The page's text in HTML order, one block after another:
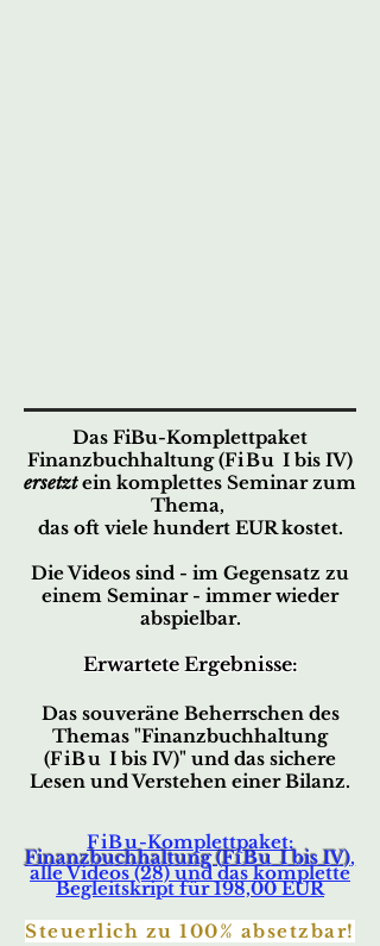
Das FiBu-Komplettpaket
Finanzbuchhaltung (FiBuI bis IV)
ersetztein komplettes Seminar zum
Thema,
das oft viele hundert EUR kostet.
Die Videos sind - im Gegensatz zu
einem Seminar - immer wieder
abspielbar.
Erwartete Ergebnisse:
Das souveräne Beherrschen des
Themas "Finanzbuchhaltung
(FiBu I bis IV)" und das sichere
Lesen und Verstehen einer Bilanz.
FiBu-Komplettpaket:
Finanzbuchhaltung (FiBuI bis IV),
alle Videos (28) und das komplette
Begleitskript für 198,00 EUR
Steuerlich zu 100% absetzbar!